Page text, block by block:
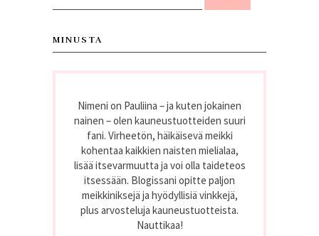
MINUSTA
Nimeni on Pauliina – ja kuten jokainen
nainen – olen kauneustuotteiden suuri
fani. Virheetön, häikäisevä meikki
kohentaa kaikkien naisten mielialaa,
lisää itsevarmuutta ja voi olla taideteos
itsessään. Blogissani opitte paljon
meikkiniksejä ja hyödyllisiä vinkkejä,
plus arvosteluja kauneustuotteista.
Nauttikaa!